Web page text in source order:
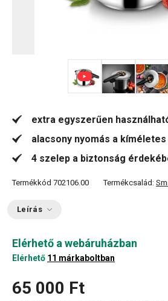
extra egyszerűen
alacsony nyomás a
4 szelep a biztonság
Termékkód 702106.00 Termékcsalád:
Leírás
Elérhető a webáruházban
Elérhető 11 márkaboltban
65 000 Ft